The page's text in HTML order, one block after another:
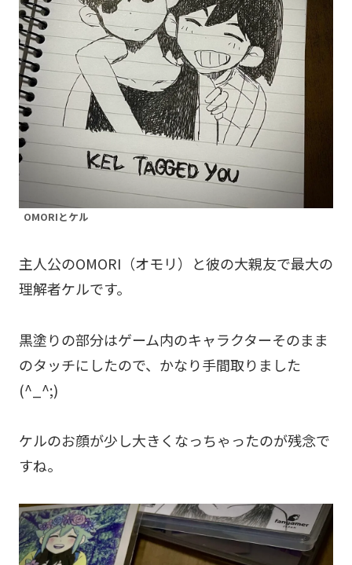
OMORIとケル
主人公のOMORI（オモリ）と彼の大親友で最大の
理解者ケルです。
黒塗りの部分はゲーム内のキャラクターそのまま
のタッチにしたので、かなり手間取りました
(^_^;)
ケルのお顔が少し大きくなっちゃったのが残念で
すね。